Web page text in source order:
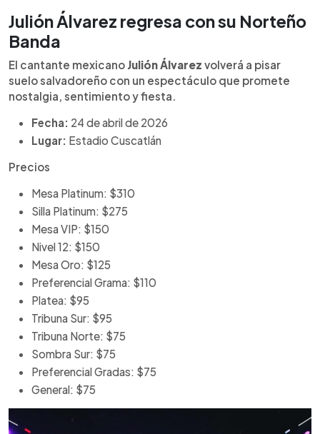
Julión Álvarez regresa con su Norteño
Banda
El cantante mexicano Julión Álvarez volverá a pisar
suelo salvadoreño con un espectáculo que promete
nostalgia, sentimiento y fiesta.
Fecha: 24 de abril de 2026
Lugar: Estadio Cuscatlán
Precios
Mesa Platinum: $310
Silla Platinum: $275
Mesa VIP: $150
Nivel 12: $150
Mesa Oro: $125
Preferencial Grama: $110
Platea: $95
Tribuna Sur: $95
Tribuna Norte: $75
Sombra Sur: $75
Preferencial Gradas: $75
General: $75